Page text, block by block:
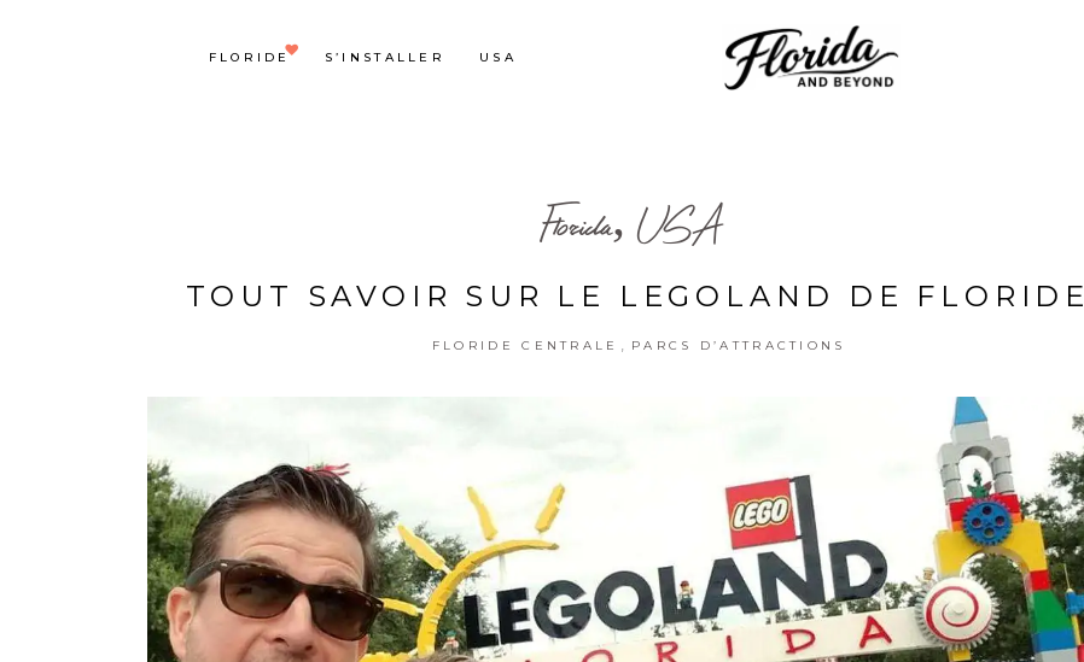
FLORIDE S’INSTALLER USA
Florida, USA
TOUT SAVOIR SUR LE LEGOLAND DE FLORIDE
FLORIDE CENTRALE PARCS D’ATTRACTIONS